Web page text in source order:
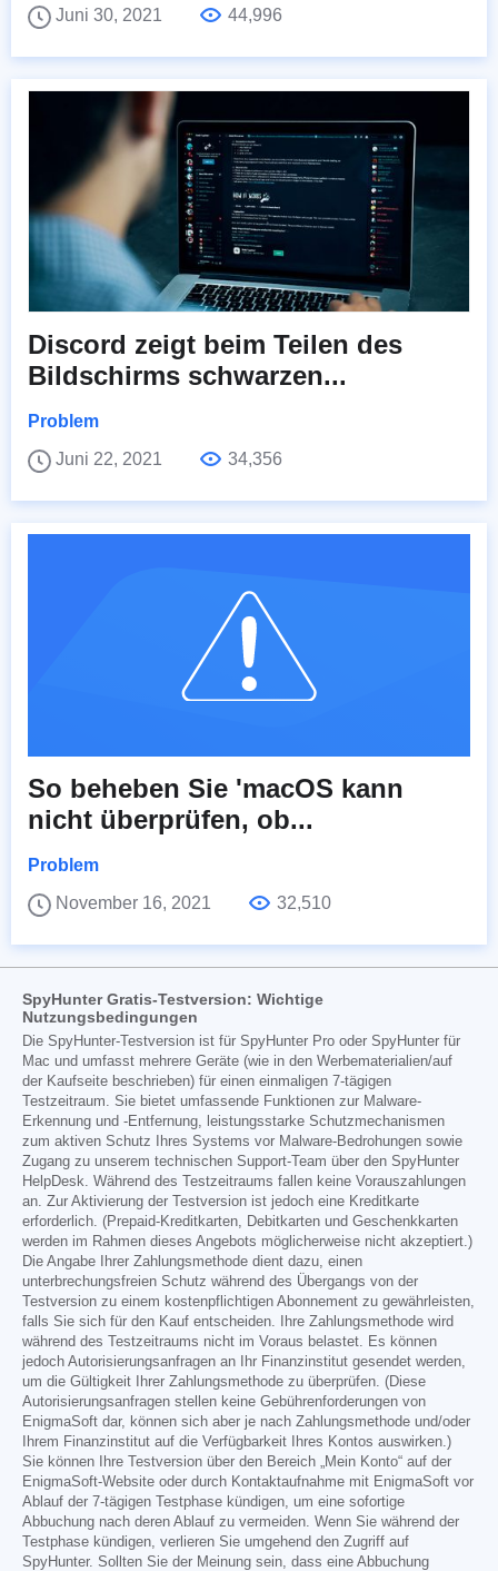
Juni 30, 2021 44,996
Discord zeigt beim Teilen des
Bildschirms schwarzen...
Problem
Juni 22, 2021
34,356
So beheben Sie 'macOS kann
nicht überprüfen, ob...
Problem
November 16, 2021
32,510
SpyHunter Gratis-Testversion: Wichtige
Nutzungsbedingungen
Die SpyHunter-Testversion ist für SpyHunter Pro oder SpyHunter für
Mac und umfasst mehrere Geräte (wie in den Werbematerialien/auf
der Kaufseite beschrieben) für einen einmaligen 7-tägigen
Testzeitraum. Sie bietet umfassende Funktionen zur Malware-
Erkennung und -Entfernung, leistungsstarke Schutzmechanismen
zum aktiven Schutz Ihres Systems vor Malware-Bedrohungen sowie
Zugang zu unserem technischen Support-Team über den SpyHunter
HelpDesk. Während des Testzeitraums fallen keine Vorauszahlungen
an. Zur Aktivierung der Testversion ist jedoch eine Kreditkarte
erforderlich. (Prepaid-Kreditkarten, Debitkarten und Geschenkkarten
werden im Rahmen dieses Angebots möglicherweise nicht akzeptiert.)
Die Angabe Ihrer Zahlungsmethode dient dazu, einen
unterbrechungsfreien Schutz während des Übergangs von der
Testversion zu einem kostenpflichtigen Abonnement zu gewährleisten,
falls Sie sich für den Kauf entscheiden. Ihre Zahlungsmethode wird
während des Testzeitraums nicht im Voraus belastet. Es können
jedoch Autorisierungsanfragen an Ihr Finanzinstitut gesendet werden,
um die Gültigkeit Ihrer Zahlungsmethode zu überprüfen. (Diese
Autorisierungsanfragen stellen keine Gebührenforderungen von
EnigmaSoft dar, können sich aber je nach Zahlungsmethode und/oder
Ihrem Finanzinstitut auf die Verfügbarkeit Ihres Kontos auswirken.)
Sie können Ihre Testversion über den Bereich „Mein Konto“ auf der
EnigmaSoft-Website oder durch Kontaktaufnahme mit EnigmaSoft vor
Ablauf der 7-tägigen Testphase kündigen, um eine sofortige
Abbuchung nach deren Ablauf zu vermeiden. Wenn Sie während der
Testphase kündigen, verlieren Sie umgehend den Zugriff auf
SpyHunter. Sollten Sie der Meinung sein, dass eine Abbuchung